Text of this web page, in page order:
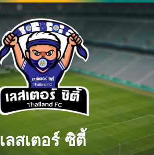
เลสเตอร์ ซิตี้